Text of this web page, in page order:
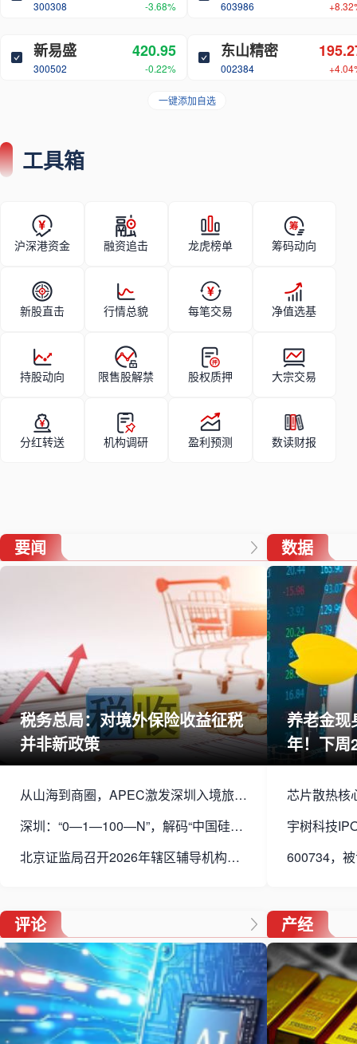
300308 -3.68% 603986
新易盛
300502
420.95
-0.22%
东山精密
002384
一键添加自选
工具箱
沪深港资金 融资追击 龙虎榜单 筹码动向
新股直击 行情总貌 每笔交易 净值选基
持股动向 限售股解禁 股权质押 大宗交易
分红转送 机构调研 盈利预测 数读财报
要闻
税务总局：对境外保险收益征税
并非新政策
从山海到商圈，APEC激发深圳入境旅游新活力
深圳：“0—1—100—N”，解码“中国硅谷”的科创方程式
北京证监局召开2026年辖区辅导机构监管交流会
数据
养老金现
年！下周
评论 产经